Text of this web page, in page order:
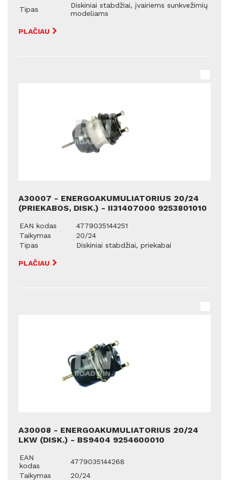
Tipas
Diskiniai stabdžiai, įvairiems sunkvežimių
modeliams
PLAČIAU
A30007 - ENERGOAKUMULIATORIUS 20/24
(PRIEKABOS, DISK.) - II31407000 9253801010
EAN kodas
4779035144251
Taikymas
20/24
Tipas
Diskiniai stabdžiai, priekabai
PLAČIAU
A30008 - ENERGOAKUMULIATORIUS 20/24
LKW (DISK.) - BS9404 9254600010
EAN
kodas
4779035144268
Taikymas
20/24